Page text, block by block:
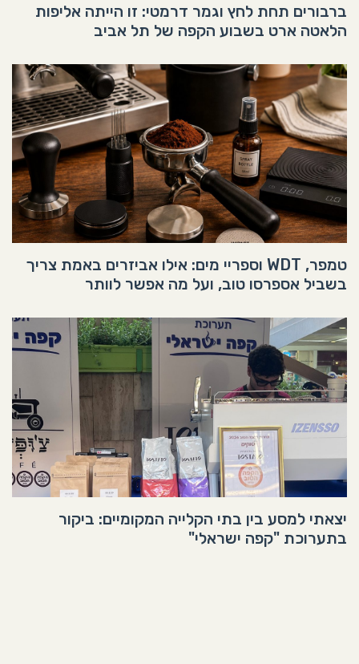
ברבורים תחת לחץ וגמר דרמטי: זו הייתה אליפות
הלאטה ארט בשבוע הקפה של תל אביב
טמפר, WDT וספריי מים: אילו אביזרים באמת צריך
בשביל אספרסו טוב, ועל מה אפשר לוותר
יצאתי למסע בין בתי הקלייה המקומיים: ביקור
בתערוכת "קפה ישראלי"